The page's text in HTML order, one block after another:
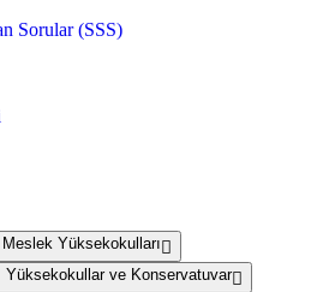
Sorular (SSS)
Meslek Yüksekokulları
Yüksekokullar ve Konservatuvar